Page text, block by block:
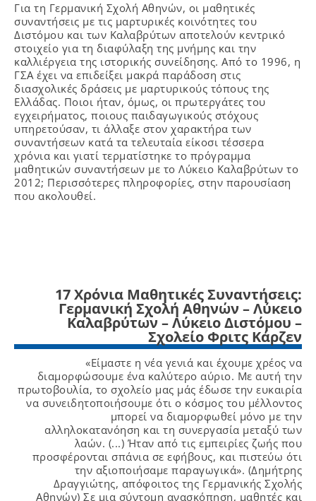
Για τη Γερμανική Σχολή Αθηνών, οι μαθητικές
συναντήσεις με τις μαρτυρικές κοινότητες του
Διστόμου και των Καλαβρύτων αποτελούν κεντρικό
στοιχείο για τη διαφύλαξη της μνήμης και την
καλλιέργεια της ιστορικής συνείδησης. Από το 1996, η
ΓΣΑ έχει να επιδείξει μακρά παράδοση στις
διασχολικές δράσεις με μαρτυρικούς τόπους της
Ελλάδας. Ποιοι ήταν, όμως, οι πρωτεργάτες του
εγχειρήματος, ποιους παιδαγωγικούς στόχους
υπηρετούσαν, τι άλλαξε στον χαρακτήρα των
συναντήσεων κατά τα τελευταία είκοσι τέσσερα
χρόνια και γιατί τερματίστηκε το πρόγραμμα
μαθητικών συναντήσεων με το Λύκειο Καλαβρύτων το
2012; Περισσότερες πληροφορίες, στην παρουσίαση
που ακολουθεί.
17 Χρόνια Μαθητικές Συναντήσεις:
Γερμανική Σχολή Αθηνών – Λύκειο
Καλαβρύτων – Λύκειο Διστόμου –
Σχολείο Φριτς Κάρζεν
«Είμαστε η νέα γενιά και έχουμε χρέος να
διαμορφώσουμε ένα καλύτερο αύριο. Με αυτή την
πρωτοβουλία, το σχολείο μας μάς έδωσε την ευκαιρία
να συνειδητοποιήσουμε ότι ο κόσμος του μέλλοντος
μπορεί να διαμορφωθεί μόνο με την
αλληλοκατανόηση και τη συνεργασία μεταξύ των
λαών. (...) Ήταν από τις εμπειρίες ζωής που
προσφέρονται σπάνια σε εφήβους, και πιστεύω ότι
την αξιοποιήσαμε παραγωγικά». (Δημήτρης
Δραγγιώτης, απόφοιτος της Γερμανικής Σχολής
Αθηνών) Σε μια σύντομη ανασκόπηση, μαθητές και